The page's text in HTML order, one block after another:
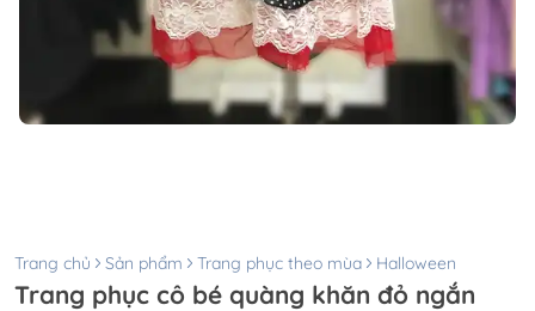
Trang chủ Sản phẩm Trang phục theo mùa Halloween
Trang phục cô bé quàng khăn đỏ ngắn